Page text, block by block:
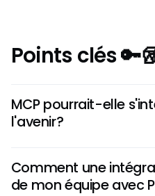
Points clés
MCP pourrait-elle
l'avenir?
avec ProfitWell, le potentiel
intrigantes en termes
Comment une
de mon équipe avec